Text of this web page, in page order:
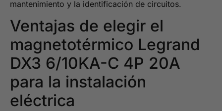
mantenimiento y la identificación de circuitos.
Ventajas de elegir el
magnetotérmico Legrand
DX3 6/10KA-C 4P 20A
para la instalación
eléctrica